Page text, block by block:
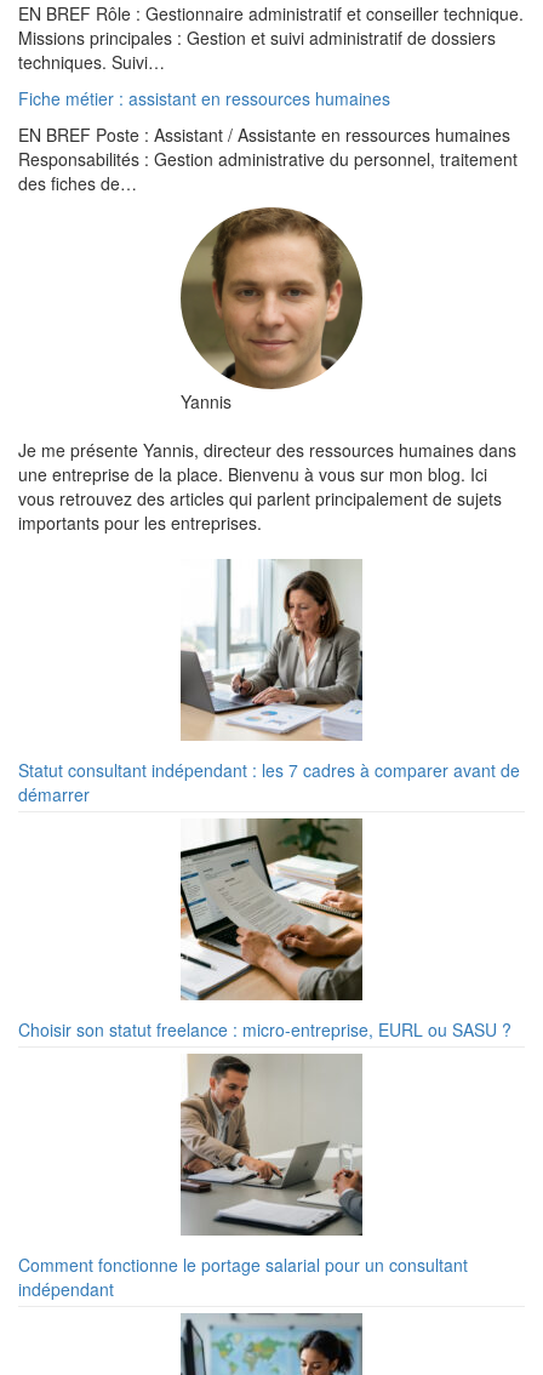
EN BREF Rôle : Gestionnaire administratif et conseiller technique.
Missions principales : Gestion et suivi administratif de dossiers
techniques. Suivi…
Fiche métier : assistant en ressources humaines
EN BREF Poste : Assistant / Assistante en ressources humaines
Responsabilités : Gestion administrative du personnel, traitement
des fiches de…
Yannis
Je me présente Yannis, directeur des ressources humaines dans
une entreprise de la place. Bienvenu à vous sur mon blog. Ici
vous retrouvez des articles qui parlent principalement de sujets
importants pour les entreprises.
Statut consultant indépendant : les 7 cadres à comparer avant de
démarrer
Choisir son statut freelance : micro-entreprise, EURL ou SASU ?
Comment fonctionne le portage salarial pour un consultant
indépendant